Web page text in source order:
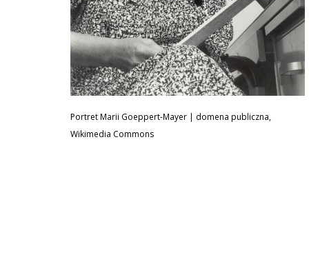
Portret Marii Goeppert-Mayer | domena publiczna,
Wikimedia Commons